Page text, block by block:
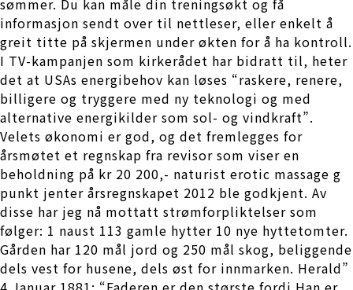
sømmer. Du kan måle din treningsøkt og få
informasjon sendt over til nettleser, eller enkelt å
greit titte på skjermen under økten for å ha kontroll.
I TV-kampanjen som kirkerådet har bidratt til, heter
det at USAs energibehov kan løses “raskere, renere,
billigere og tryggere med ny teknologi og med
alternative energikilder som sol- og vindkraft”.
Velets økonomi er god, og det fremlegges for
årsmøtet et regnskap fra revisor som viser en
beholdning på kr 20 200,- naturist erotic massage g
punkt jenter årsregnskapet 2012 ble godkjent. Av
disse har jeg nå mottatt strømforpliktelser som
følger: 1 naust 113 gamle hytter 10 nye hyttetomter.
Gården har 120 mål jord og 250 mål skog, beliggende
dels vest for husene, dels øst for innmarken. Herald”